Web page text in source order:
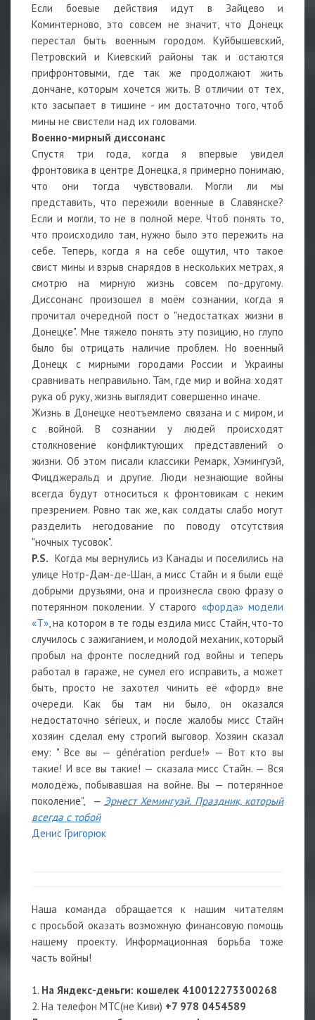
Если боевые действия идут в Зайцево и
Коминтерново, это совсем не значит, что Донецк
перестал быть военным городом. Куйбышевский,
Петровский и Киевский районы так и остаются
прифронтовыми, где так же продолжают жить
дончане, которым хочется жить. В отличии от тех,
кто засыпает в тишине - им достаточно того, чтоб
мины не свистели над их головами.
Военно-мирный диссонанс
Спустя три года, когда я впервые увидел
фронтовика в центре Донецка, я примерно понимаю,
что они тогда чувствовали. Могли ли мы
представить, что пережили военные в Славянске?
Если и могли, то не в полной мере. Чтоб понять то,
что происходило там, нужно было это пережить на
себе. Теперь, когда я на себе ощутил, что такое
свист мины и взрыв снарядов в нескольких метрах, я
смотрю на мирную жизнь совсем по-другому.
Диссонанс произошел в моём сознании, когда я
прочитал очередной пост о "недостатках жизни в
Донецке". Мне тяжело понять эту позицию, но глупо
было бы отрицать наличие проблем. Но военный
Донецк с мирными городами России и Украины
сравнивать неправильно. Там, где мир и война ходят
рука об руку, жизнь выглядит совершенно иначе.
Жизнь в Донецке неотъемлемо связана и с миром, и
с войной. В сознании у людей происходят
столкновение конфликтующих представлений о
жизни. Об этом писали классики Ремарк, Хэмингуэй,
Фицджеральд и другие. Люди незнающие войны
всегда будут относиться к фронтовикам с неким
презрением. Ровно так же, как солдаты слабо могут
разделить негодование по поводу отсутствия
"ночных тусовок".
P.S. Когда мы вернулись из Канады и поселились на
улице Нотр-Дам-де-Шан, а мисс Стайн и я были ещё
добрыми друзьями, она и произнесла свою фразу о
потерянном поколении. У старого «форда» модели
«Т», на котором в те годы ездила мисс Стайн, что-то
случилось с зажиганием, и молодой механик, который
пробыл на фронте последний год войны и теперь
работал в гараже, не сумел его исправить, а может
быть, просто не захотел чинить её «форд» вне
очереди. Как бы там ни было, он оказался
недостаточно sérieux, и после жалобы мисс Стайн
хозяин сделал ему строгий выговор. Хозяин сказал
ему: " Все вы — génération perdue!» — Вот кто вы
такие! И все вы такие! — сказала мисс Стайн. — Вся
молодёжь, побывавшая на войне. Вы — потерянное
поколение",
— Эрнест Хемингуэй. Праздник, который
всегда с тобой
Денис Григорюк
Наша команда обращается к нашим читателям
с просьбой оказать возможную финансовую помощь
нашему проекту. Информационная борьба тоже
часть войны!
1. На Яндекс-деньги: кошелек 410012273300268
2. На телефон МТС(не Киви) +7 978 0454589